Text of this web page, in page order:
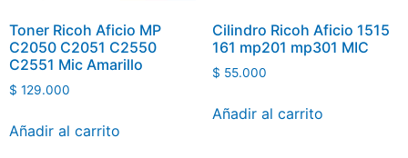
Toner Ricoh Aficio MP
C2050 C2051 C2550
C2551 Mic Amarillo
$ 129.000
Añadir al carrito
Cilindro Ricoh Aficio 1515
161 mp201 mp301 MIC
$ 55.000
Añadir al carrito